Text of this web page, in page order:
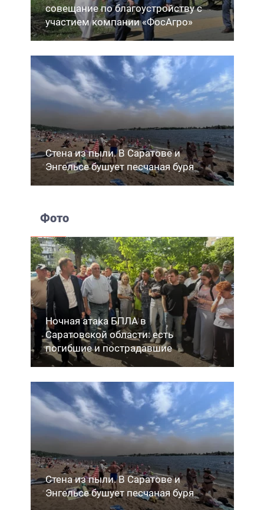
совещание по благоустройству с
участием компании «ФосАгро»
Стена из пыли. В Саратове и
Энгельсе бушует песчаная буря
Фото
Ночная атака БПЛА в
Саратовской области: есть
погибшие и пострадавшие
Стена из пыли. В Саратове и
Энгельсе бушует песчаная буря